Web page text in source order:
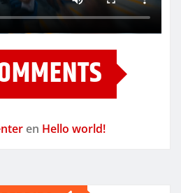
en Hello world!